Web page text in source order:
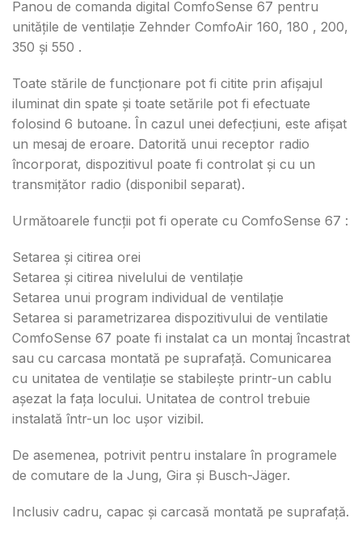
Panou de comanda digital ComfoSense 67 pentru
unitățile de ventilație Zehnder ComfoAir 160, 180 , 200,
350 și 550 .
Toate stările de funcționare pot fi citite prin afișajul
iluminat din spate și toate setările pot fi efectuate
folosind 6 butoane. În cazul unei defecțiuni, este afișat
un mesaj de eroare. Datorită unui receptor radio
încorporat, dispozitivul poate fi controlat și cu un
transmițător radio (disponibil separat).
Următoarele funcții pot fi operate cu ComfoSense 67 :
Setarea și citirea orei
Setarea și citirea nivelului de ventilație
Setarea unui program individual de ventilație
Setarea si parametrizarea dispozitivului de ventilatie
ComfoSense 67 poate fi instalat ca un montaj încastrat
sau cu carcasa montată pe suprafață. Comunicarea
cu unitatea de ventilație se stabilește printr-un cablu
așezat la fața locului. Unitatea de control trebuie
instalată într-un loc ușor vizibil.
De asemenea, potrivit pentru instalare în programele
de comutare de la Jung, Gira și Busch-Jäger.
Inclusiv cadru, capac și carcasă montată pe suprafață.